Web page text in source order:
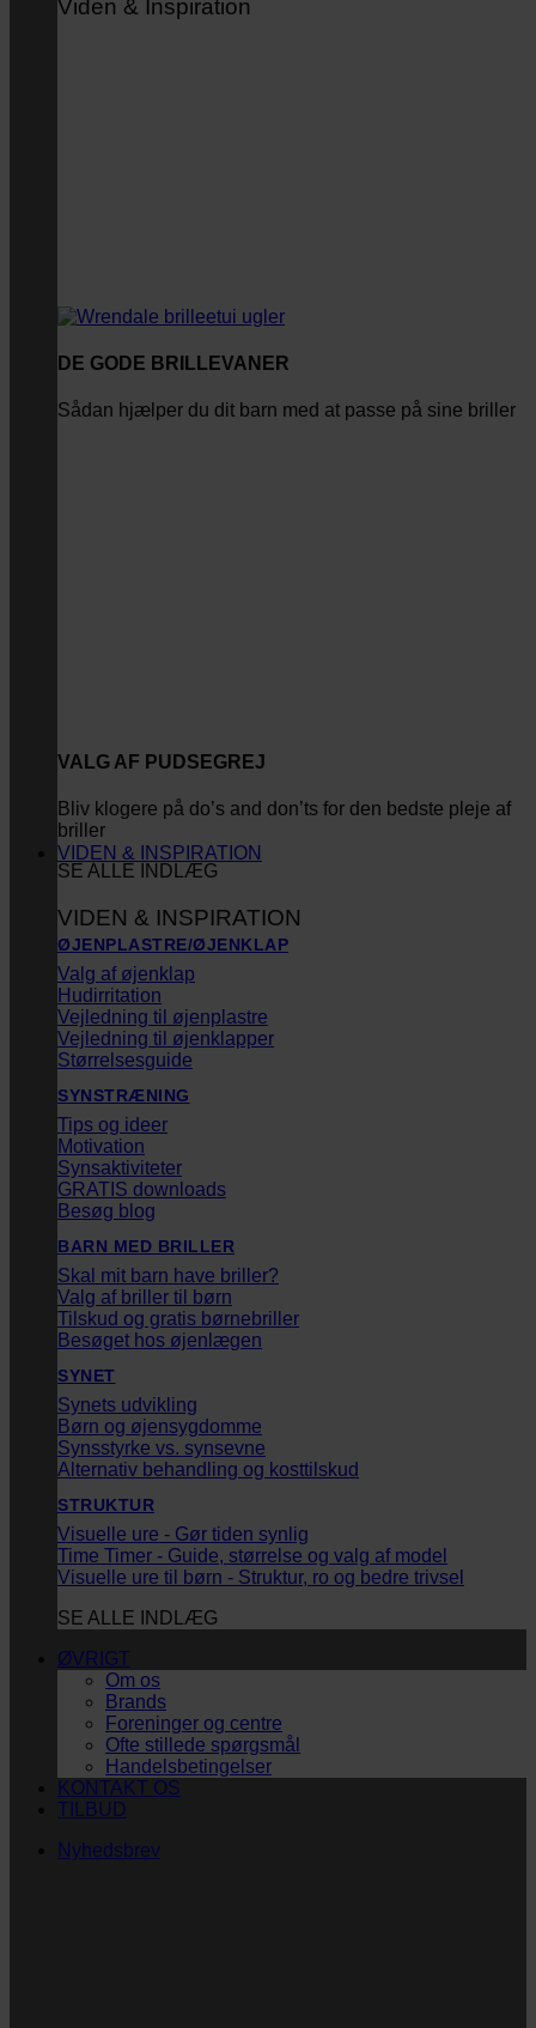
Viden & Inspiration
DE GODE BRILLEVANER
Sådan hjælper du dit barn med at passe på sine briller
VALG AF PUDSEGREJ
Bliv klogere på do’s and don’ts for den bedste pleje af
briller
SE ALLE INDLÆG
VIDEN & INSPIRATION
VIDEN & INSPIRATION
ØJENPLASTRE/ØJENKLAP
Valg af øjenklap
Hudirritation
Vejledning til øjenplastre
Vejledning til øjenklapper
Størrelsesguide
SYNSTRÆNING
Tips og ideer
Motivation
Synsaktiviteter
GRATIS downloads
Besøg blog
BARN MED BRILLER
Skal mit barn have briller?
Valg af briller til børn
Tilskud og gratis børnebriller
Besøget hos øjenlægen
SYNET
Synets udvikling
Børn og øjensygdomme
Synsstyrke vs. synsevne
Alternativ behandling og kosttilskud
STRUKTUR
Visuelle ure - Gør tiden synlig
Time Timer - Guide, størrelse og valg af model
Visuelle ure til børn - Struktur, ro og bedre trivsel
SE ALLE INDLÆG
ØVRIGT
Om os
Brands
Foreninger og centre
Ofte stillede spørgsmål
Handelsbetingelser
KONTAKT OS
TILBUD
Nyhedsbrev